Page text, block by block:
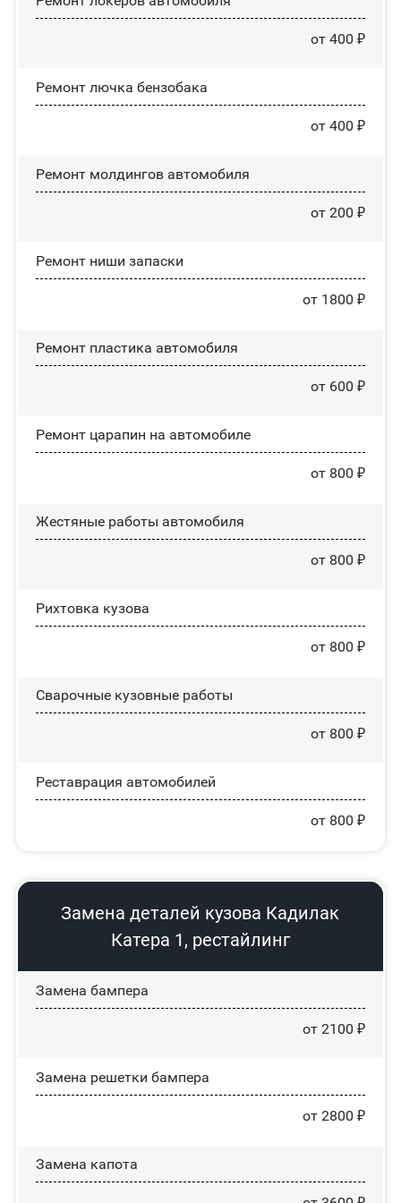
от 400 ₽
Ремонт лючка бензобака
от 400 ₽
Ремонт молдингов автомобиля
от 200 ₽
Ремонт ниши запаски
от 1800 ₽
Ремонт пластика автомобиля
от 600 ₽
Ремонт царапин на автомобиле
от 800 ₽
Жестяные работы автомобиля
от 800 ₽
Рихтовка кузова
от 800 ₽
Сварочные кузовные работы
от 800 ₽
Реставрация автомобилей
от 800 ₽
Замена деталей кузова Кадилак
Катера 1, рестайлинг
Замена бампера
от 2100 ₽
Замена решетки бампера
от 2800 ₽
Замена капота